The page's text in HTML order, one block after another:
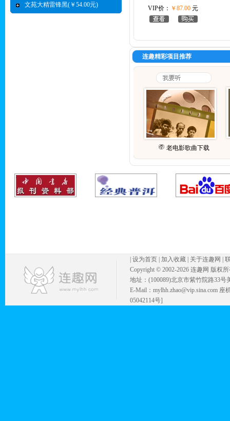
文苑大精雷锋黑(￥54.00元)
VIP价： ￥87.00元
连趣精彩项目推荐
老电影歌曲下载
设为首页 加入收藏 关于连趣网
Copyright © 2002-2026 连趣网 版权
地址：(100089)北京市紫竹院路33号
E-Mail：mylhh.zhao@vip.sina.com
05042114号]